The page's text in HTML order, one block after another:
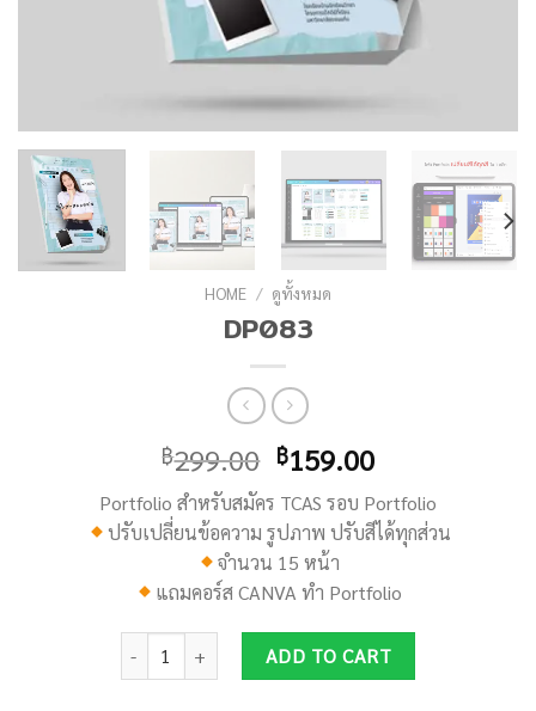
HOME / ดูทั้งหมด
DP083
฿299.00 ฿159.00
Portfolio สำหรับสมัคร TCAS รอบ Portfolio
ปรับเปลี่ยนข้อความ รูปภาพ ปรับสีได้ทุกส่วน
จำนวน 15 หน้า
แถมคอร์สCANVAทำ Portfolio
ADD TO CART